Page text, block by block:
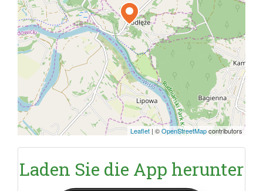
Leaflet | ©OpenStreetMapcontributors
Laden Sie die App herunter